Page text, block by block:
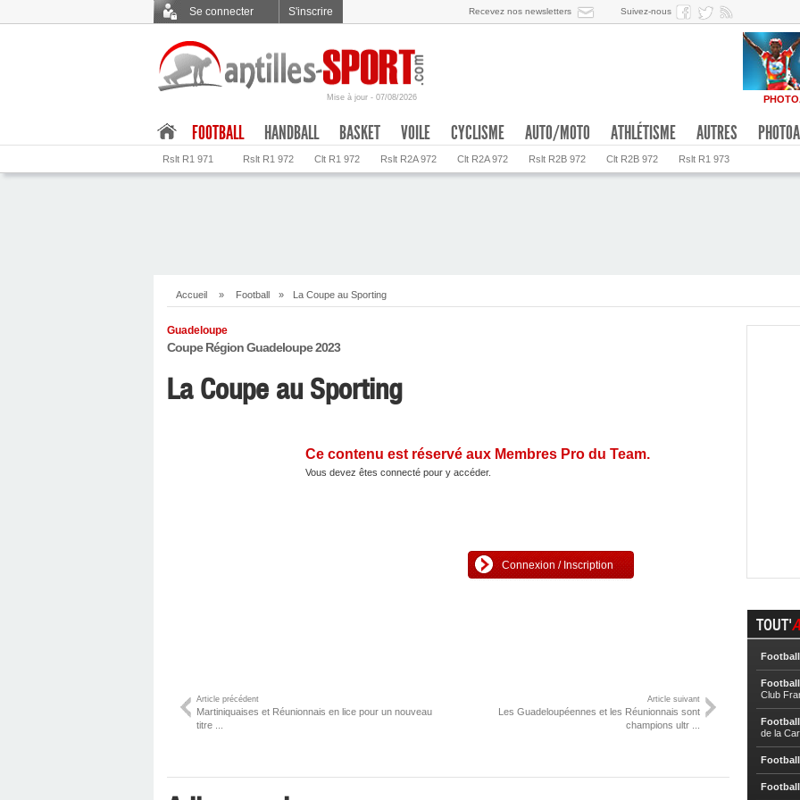
Se connecter S'inscrire Recevez nos newsletters Suivez-nous
Mise à jour - 07/08/2026
FOOTBALL
Rslt R1 971 Rslt R1 972 Clt R1 972 Rslt R2A 972 Clt R2A 972 Rslt R2B 972 Clt R2B 972 Rslt R1 973
HANDBALL BASKET VOILE CYCLISME AUTO/MOTO ATHLÉTISME AUTRES
Accueil » Football » La Coupe au Sporting
Guadeloupe
Coupe Région Guadeloupe 2023
La Coupe au Sporting
Ce contenu est réservé aux Membres Pro du Team.
Vous devez êtes connecté pour y accéder.
Connexion / Inscription
Article précédent
Martiniquaises et Réunionnais en lice pour un nouveau
titre ...
Article suivant
Les Guadeloupéennes et les Réunionnais sont
champions ultr ...
TOUT'
Football
Football
Club
Football
de la
Football
Football